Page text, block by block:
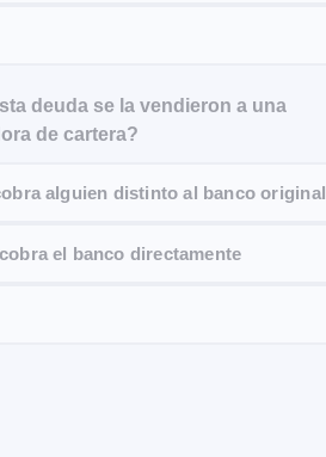
deuda se la vendieron a una
de cartera?
alguien distinto al banco original
el banco directamente